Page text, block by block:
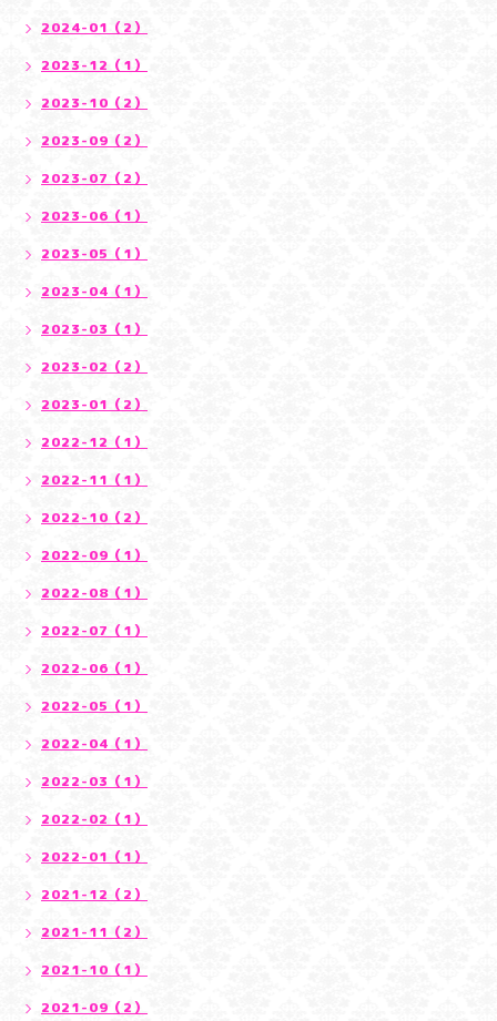
2024-01（2）
2023-12（1）
2023-10（2）
2023-09（2）
2023-07（2）
2023-06（1）
2023-05（1）
2023-04（1）
2023-03（1）
2023-02（2）
2023-01（2）
2022-12（1）
2022-11（1）
2022-10（2）
2022-09（1）
2022-08（1）
2022-07（1）
2022-06（1）
2022-05（1）
2022-04（1）
2022-03（1）
2022-02（1）
2022-01（1）
2021-12（2）
2021-11（2）
2021-10（1）
2021-09（2）